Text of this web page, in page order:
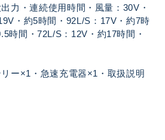
力・連続使用時間・風量：30V・
・約5時間・92L/S：17V・約7時
時間・72L/S：12V・約17時間・
ー×1・急速充電器×1・取扱説明